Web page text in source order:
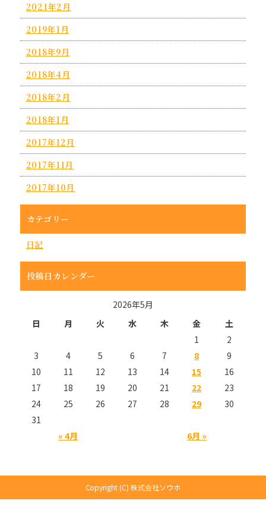
2021年2月
2019年1月
2018年9月
2018年4月
2018年2月
2018年1月
2017年12月
2017年11月
2017年10月
カテゴリー
日記
投稿日カレンダー
2026年5月
日
月 火 水 木 金 土
« 4月 6月 »
1
2
3
4 5 6 7 8
9
10
11 12 13 14 15
16
17
18 19 20 21 22
23
24
25 26 27 28 29
30
31
Copyright (C) 株式会社ソウホ